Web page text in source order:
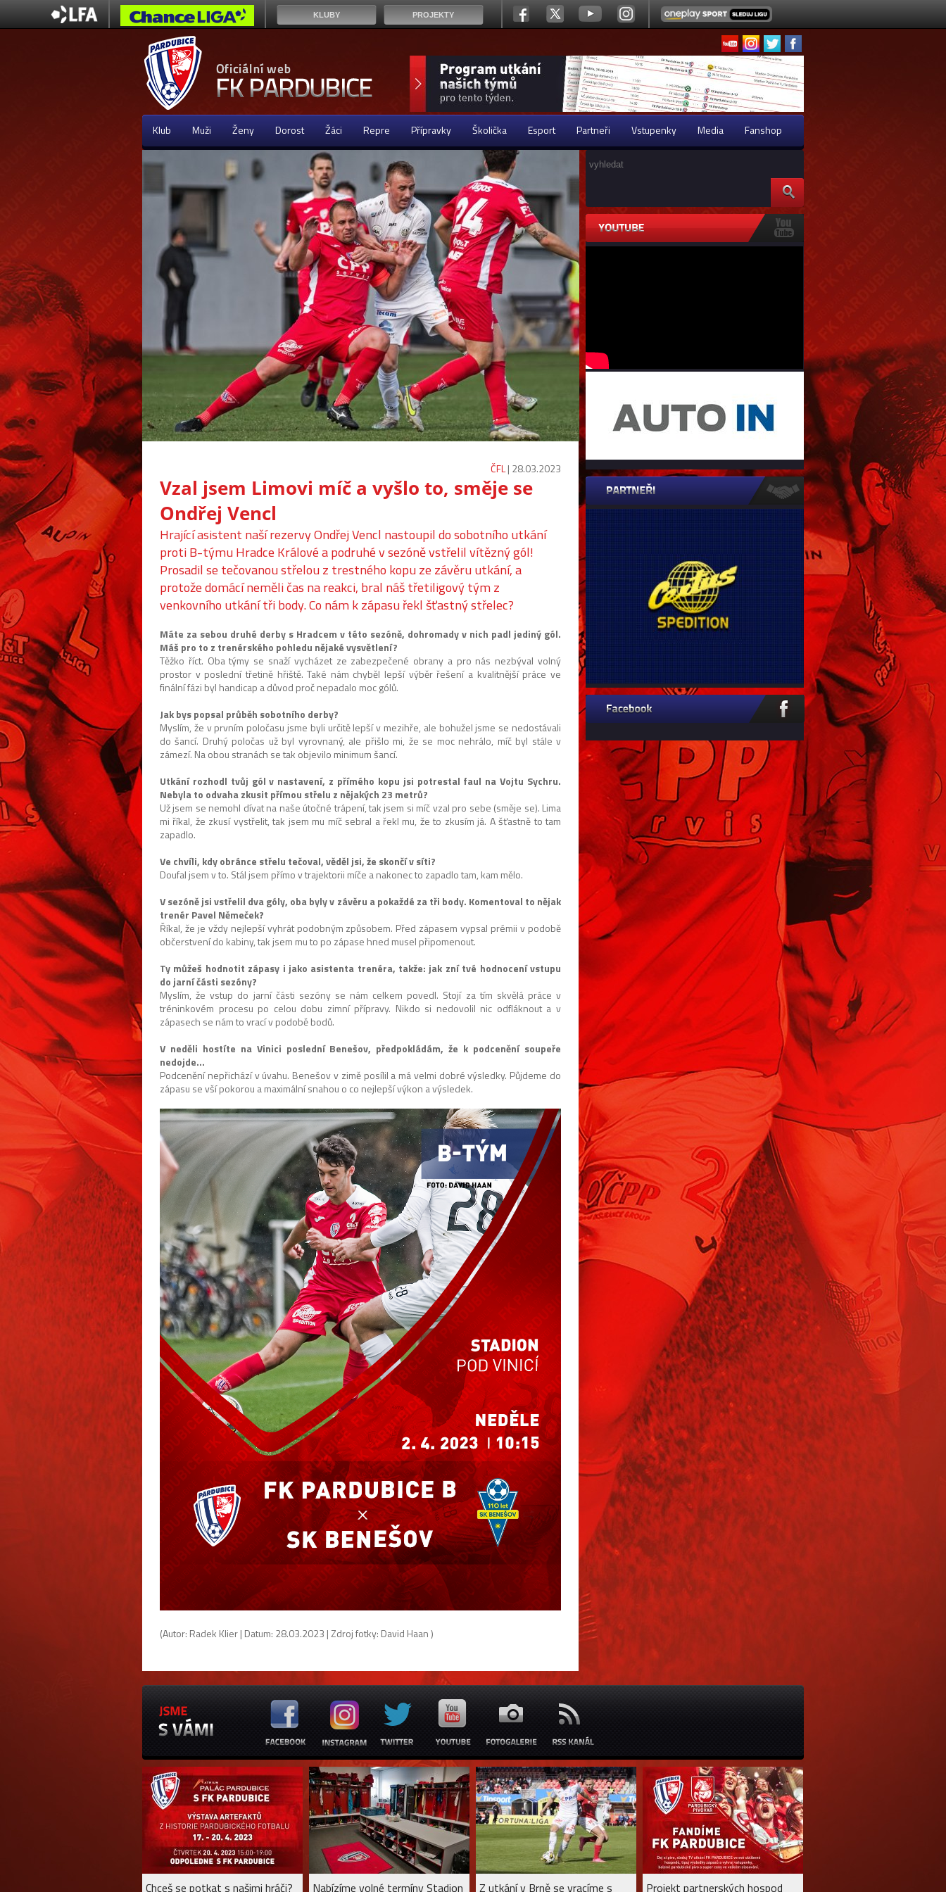
Klub Muži Ženy Dorost Žáci Repre Přípravky Školička Esport Partneři Vstupenky Media Fanshop
ČFL| 28.03.2023
Vzal jsem Limovi míč a vyšlo to, směje se
Ondřej Vencl
Hrající asistent naší rezervy Ondřej Vencl nastoupil do sobotního utkání
proti B-týmu Hradce Králové a podruhé v sezóně vstřelil vítězný gól!
Prosadil se tečovanou střelou z trestného kopu ze závěru utkání, a
protože domácí neměli čas na reakci, bral náš třetiligový tým z
venkovního utkání tři body. Co nám k zápasu řekl šťastný střelec?
Máte za sebou druhé derby s Hradcem v této sezóně, dohromady v nich padl jediný gól.
Máš pro to z trenérského pohledu nějaké vysvětlení?
Těžko říct. Oba týmy se snaží vycházet ze zabezpečené obrany a pro nás nezbýval volný
prostor v poslední třetině hřiště. Také nám chyběl lepší výběr řešení a kvalitnější práce ve
finální fázi byl handicap a důvod proč nepadalo moc gólů.
Jak bys popsal průběh sobotního derby?
Myslím, že v prvním poločasu jsme byli určitě lepší v mezihře, ale bohužel jsme se nedostávali
do šancí. Druhý poločas už byl vyrovnaný, ale přišlo mi, že se moc nehrálo, míč byl stále v
zámezí. Na obou stranách se tak objevilo minimum šancí.
Utkání rozhodl tvůj gól v nastavení, z přímého kopu jsi potrestal faul na Vojtu Sychru.
Nebyla to odvaha zkusit přímou střelu z nějakých 23 metrů?
Už jsem se nemohl dívat na naše útočné trápení, tak jsem si míč vzal pro sebe (směje se). Lima
mi říkal, že zkusí vystřelit, tak jsem mu míč sebral a řekl mu, že to zkusím já. A šťastně to tam
zapadlo.
Ve chvíli, kdy obránce střelu tečoval, věděl jsi, že skončí v síti?
Doufal jsem v to. Stál jsem přímo v trajektorii míče a nakonec to zapadlo tam, kam mělo.
V sezóně jsi vstřelil dva góly, oba byly v závěru a pokaždé za tři body. Komentoval to nějak
trenér Pavel Němeček?
Říkal, že je vždy nejlepší vyhrát podobným způsobem. Před zápasem vypsal prémii v podobě
občerstvení do kabiny, tak jsem mu to po zápase hned musel připomenout.
Ty můžeš hodnotit zápasy i jako asistenta trenéra, takže: jak zní tvé hodnocení vstupu
do jarní části sezóny?
Myslím, že vstup do jarní části sezóny se nám celkem povedl. Stojí za tím skvělá práce v
tréninkovém procesu po celou dobu zimní přípravy. Nikdo si nedovolil nic odfláknout a v
zápasech se nám to vrací v podobě bodů.
V neděli hostíte na Vinici poslední Benešov, předpokládám, že k podcenění soupeře
nedojde…
Podcenění nepřichází v úvahu. Benešov v zimě posílil a má velmi dobré výsledky. Půjdeme do
zápasu se vší pokorou a maximální snahou o co nejlepší výkon a výsledek.
(Autor: Radek Klier | Datum: 28.03.2023 | Zdroj fotky: David Haan )
Chceš se potkat s našimi hráči? Nabízíme volné termíny Stadion Z utkání v Brně se vracíme s Projekt partnerských hospod
KLUBY PROJEKTY